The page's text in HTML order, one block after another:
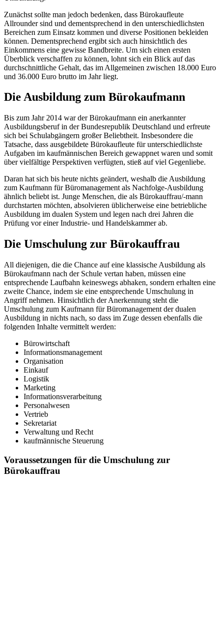
Zunächst sollte man jedoch bedenken, dass Bürokaufleute
Allrounder sind und dementsprechend in den unterschiedlichsten
Bereichen zum Einsatz kommen und diverse Positionen bekleiden
können. Dementsprechend ergibt sich auch hinsichtlich des
Einkommens eine gewisse Bandbreite. Um sich einen ersten
Überblick verschaffen zu können, lohnt sich ein Blick auf das
durchschnittliche Gehalt, das im Allgemeinen zwischen 18.000 Euro
und 36.000 Euro brutto im Jahr liegt.
Die Ausbildung zum Bürokaufmann
Bis zum Jahr 2014 war der Bürokaufmann ein anerkannter
Ausbildungsberuf in der Bundesrepublik Deutschland und erfreute
sich bei Schulabgängern großer Beliebtheit. Insbesondere die
Tatsache, dass ausgebildete Bürokaufleute für unterschiedlichste
Aufgaben im kaufmännischen Bereich gewappnet waren und somit
über vielfältige Perspektiven verfügten, stieß auf viel Gegenliebe.
Daran hat sich bis heute nichts geändert, weshalb die Ausbildung
zum Kaufmann für Büromanagement als Nachfolge-Ausbildung
ähnlich beliebt ist. Junge Menschen, die als Bürokauffrau/-mann
durchstarten möchten, absolvieren üblicherweise eine betriebliche
Ausbildung im dualen System und legen nach drei Jahren die
Prüfung vor einer Industrie- und Handelskammer ab.
Die Umschulung zur Bürokauffrau
All diejenigen, die die Chance auf eine klassische Ausbildung als
Bürokaufmann nach der Schule vertan haben, müssen eine
entsprechende Laufbahn keineswegs abhaken, sondern erhalten eine
zweite Chance, indem sie eine entsprechende Umschulung in
Angriff nehmen. Hinsichtlich der Anerkennung steht die
Umschulung zum Kaufmann für Büromanagement der dualen
Ausbildung in nichts nach, so dass im Zuge dessen ebenfalls die
folgenden Inhalte vermittelt werden:
Bürowirtschaft
Informationsmanagement
Organisation
Einkauf
Logistik
Marketing
Informationsverarbeitung
Personalwesen
Vertrieb
Sekretariat
Verwaltung und Recht
kaufmännische Steuerung
Voraussetzungen für die Umschulung zur
Bürokauffrau